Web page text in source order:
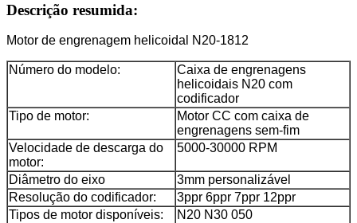
Descrição resumida:
Motor de engrenagem helicoidal N20-1812
Número do modelo:
Caixa de engrenagens
helicoidais N20 com
codificador
Tipo de motor:
Motor CC com caixa de
engrenagens sem-fim
Velocidade de descarga do
motor:
5000-30000 RPM
Diâmetro do eixo
3mm personalizável
Resolução do codificador:
3ppr 6ppr 7ppr 12ppr
Tipos de motor disponíveis:
N20 N30 050